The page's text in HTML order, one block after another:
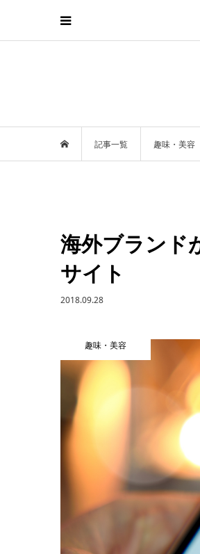
記事一覧 趣味・美容
海外ブランド
サイト
2018.09.28
趣味・美容